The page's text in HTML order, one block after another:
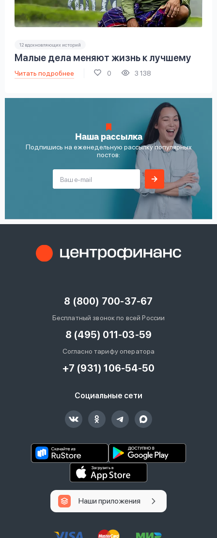
12 вдохновляющих историй
Малые дела меняют жизнь к лучшему
Читать подробнее 0 3 138
Наша рассылка
Подпишись на еженедельную рассылку популярных
постов:
8 (800) 700-37-67
Бесплатный звонок по всей России
8 (495) 011-03-59
Согласно тарифу оператора
+7 (931) 106-54-50
Социальные сети
Наши приложения